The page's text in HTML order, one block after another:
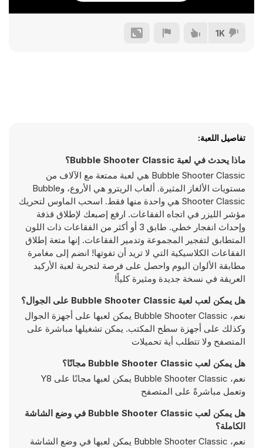
1K
تفاصيل اللعبة:
ماذا يحدث في لعبة Bubble Shooter Classic؟
Bubble Shooter Classic هي لعبة ممتعة مع الآلاف من
مستويات الألغاز المثيرة. ألعاب الريترو هي الأروع، وBubble
Shooter Classic هي واحدة منها فقط. اسحب الماوس لتحريك
مؤشر الليزر في اتجاه الفقاعات. ارفع إصبعك لإطلاق قذفة
وإحداث انفجار خطي. طابق 3 أو أكثر من الفقاعات ذات اللون
المتطابق لتفجير المجموعة وتدمير الفقاعات. إنها متعة إطلاق
الفقاعات الكلاسيكية التي لا تريد أن تفوتها! انضم إلى مغامرة
مطابقة الألوان اليوم واحصل على فرصة لتجربة لعبة الأركيد
العريقة في نسخة جديدة ومثيرة كلياً!
هل يمكن لعب لعبة Bubble Shooter Classic على الجوال؟
نعم، Bubble Shooter Classic يمكن لعبها على أجهزة الجوال
وكذلك على أجهزة سطح المكتب. يمكن تشغيلها مباشرة على
المتصفح ولا تتطلب أية تحميلات
هل يمكن لعب Bubble Shooter Classic مجانًا؟
نعم، Bubble Shooter Classic يمكن لعبها مجانًا على Y8
وتعمل مباشرةً على المتصفح
هل يمكن لعب Bubble Shooter Classic في وضع الشاشة
الكاملة؟
نعم، Bubble Shooter Classic يمكن لعبها في وضع الشاشة